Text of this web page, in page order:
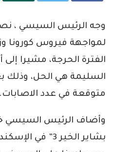
وجه الرئيس السيسي ،
لمواجهة فيروس كورونا
الفترة الحرجة، مشيرا إلى
السليمة هي الحل، وذلك
متوقعة في عدد الاصابات.
وأضاف الرئيس السيسي
بشاير الخير 3”